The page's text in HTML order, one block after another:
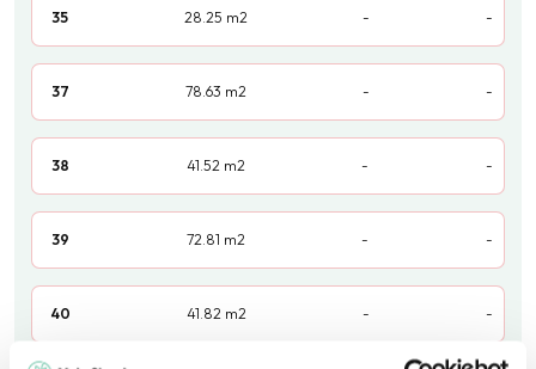
35 28.25 m2 - -
37 78.63 m2 - -
38 41.52 m2 - -
39 72.81 m2 - -
40 41.82 m2 - -